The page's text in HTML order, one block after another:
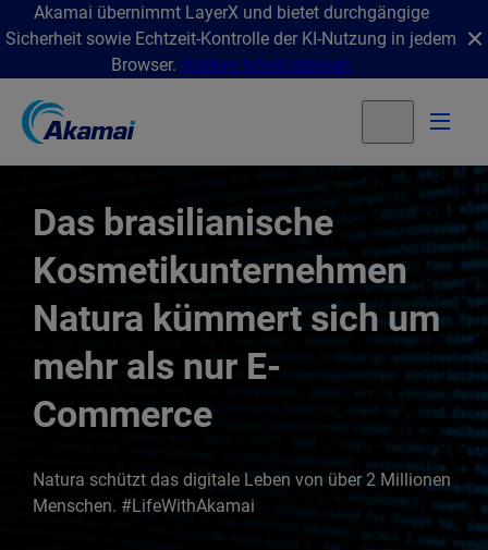
Akamai übernimmt LayerX und bietet durchgängige
Sicherheit sowie Echtzeit-Kontrolle der KI-Nutzung in jedem
Browser. Weitere Informationen
Das brasilianische
Kosmetikunternehmen
Natura kümmert sich um
mehr als nur E-
Commerce
Natura schützt das digitale Leben von über 2 Millionen
Menschen. #LifeWithAkamai